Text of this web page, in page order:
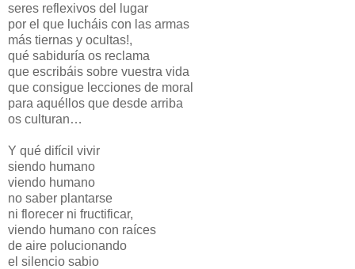
seres reflexivos del lugar
por el que lucháis con las armas
más tiernas y ocultas!,
qué sabiduría os reclama
que escribáis sobre vuestra vida
que consigue lecciones de moral
para aquéllos que desde arriba
os culturan…
Y qué difícil vivir
siendo humano
viendo humano
no saber plantarse
ni florecer ni fructificar,
viendo humano con raíces
de aire polucionando
el silencio sabio